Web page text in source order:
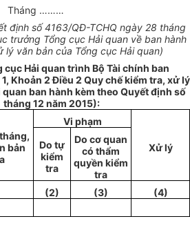
Tháng ………
định số 4163/QĐ-TCHQ ngày 28 tháng
trưởng Tổng cục Hải quan về ban hành
lý văn bản của Tổng cục Hải quan)
cục Hải quan trình Bộ Tài chính ban
Khoản 2 Điều 2 Quy chếkiểm tra, xử lý
quan ban hành kèm theo Quyết định số
12 năm 2015):
bản
Vi phạm
Xử lý
Do tự
kiểm
tra
Do cơ quan
có thẩm
quyền kiểm
tra
(2) (3) (4)